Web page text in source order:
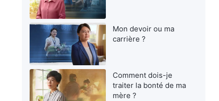
Mon devoir ou ma
carrière ?
Comment dois-je
traiter la bonté de ma
mère ?